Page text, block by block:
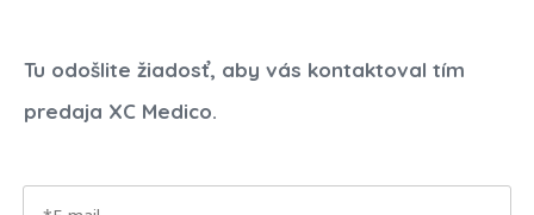
Tu odošlite žiadosť, aby vás kontaktoval tím
predaja XC Medico.